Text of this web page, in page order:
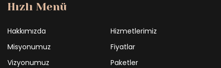
Hızlı Menü
Hakkımızda
Hizmetlerimiz
Misyonumuz
Fiyatlar
Vizyonumuz
Paketler